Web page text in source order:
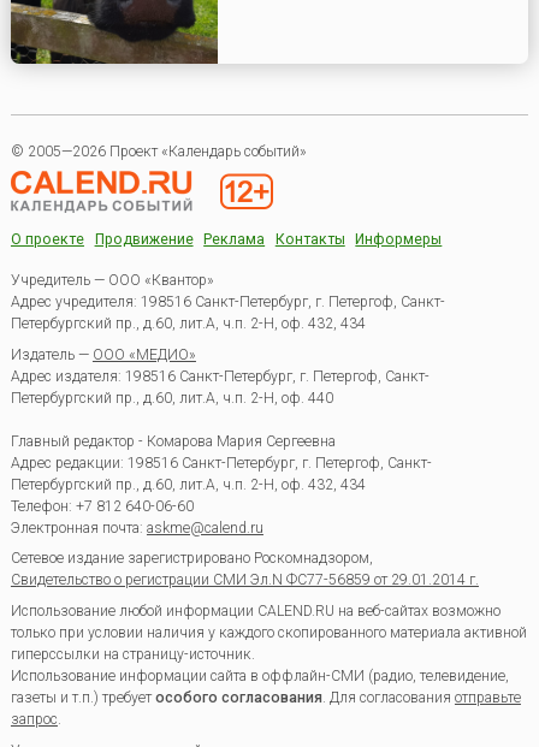
© 2005—2026 Проект «Календарь событий»
О проекте Продвижение Реклама Контакты Информеры
Учредитель — ООО «Квантор»
Адрес учредителя: 198516 Санкт-Петербург, г. Петергоф, Санкт-
Петербургский пр., д.60, лит.А, ч.п. 2-Н, оф. 432, 434
Издатель — ООО «МЕДИО»
Адрес издателя: 198516 Санкт-Петербург, г. Петергоф, Санкт-
Петербургский пр., д.60, лит.А, ч.п. 2-Н, оф. 440
Главный редактор - Комарова Мария Сергеевна
Адрес редакции: 198516 Санкт-Петербург, г. Петергоф, Санкт-
Петербургский пр., д.60, лит.А, ч.п. 2-Н, оф. 432, 434
Телефон: +7 812 640-06-60
Электронная почта: askme@calend.ru
Сетевое издание зарегистрировано Роскомнадзором,
Свидетельство о регистрации СМИ Эл.N ФС77-56859 от 29.01.2014 г.
Использование любой информации CALEND.RU на веб-сайтах возможно
только при условии наличия у каждого скопированного материала активной
гиперссылки на страницу-источник.
Использование информации сайта в оффлайн-СМИ (радио, телевидение,
газеты и т.п.) требуетособого согласования. Для согласования отправьте
запрос.